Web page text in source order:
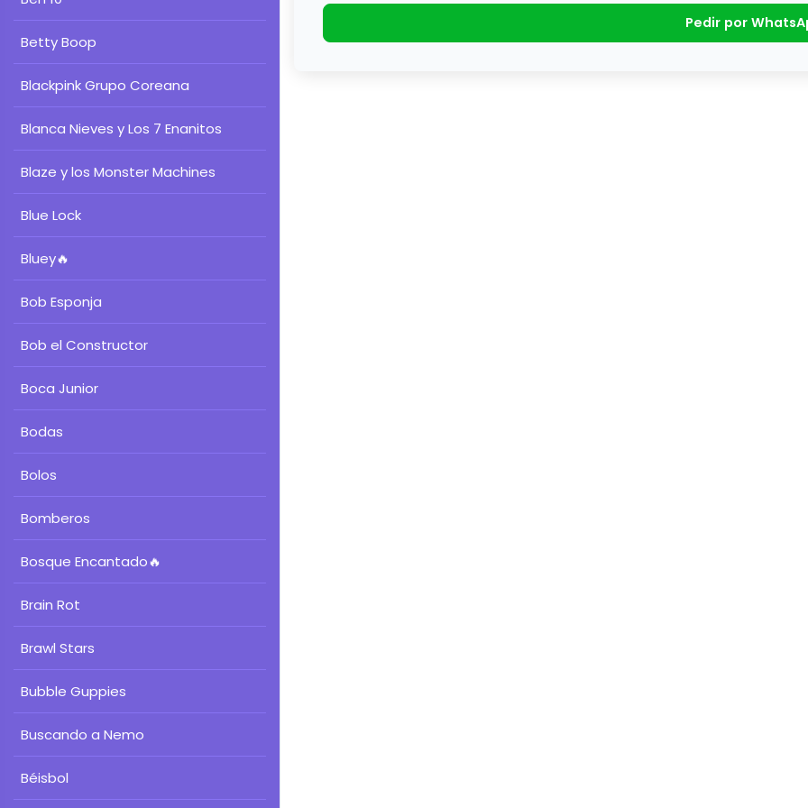
Betty Boop
Blackpink Grupo Coreana
Blanca Nieves y Los 7 Enanitos
Blaze y los Monster Machines
Blue Lock
Bluey🔥
Bob Esponja
Bob el Constructor
Boca Junior
Bodas
Bolos
Bomberos
Bosque Encantado🔥
Brain Rot
Brawl Stars
Bubble Guppies
Buscando a Nemo
Béisbol
Pedir por